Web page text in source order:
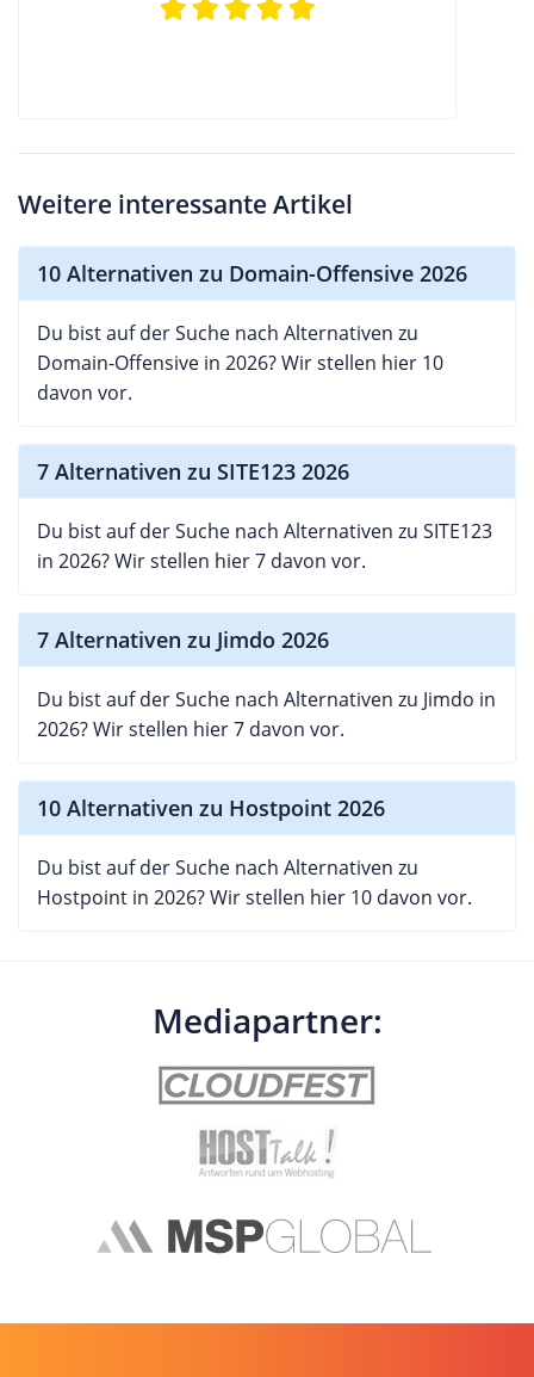
Weitere interessante Artikel
10 Alternativen zu Domain-Offensive 2026
Du bist auf der Suche nach Alternativen zu
Domain-Offensive in 2026? Wir stellen hier 10
davon vor.
7 Alternativen zu SITE123 2026
Du bist auf der Suche nach Alternativen zu SITE123
in 2026? Wir stellen hier 7 davon vor.
7 Alternativen zu Jimdo 2026
Du bist auf der Suche nach Alternativen zu Jimdo in
2026? Wir stellen hier 7 davon vor.
10 Alternativen zu Hostpoint 2026
Du bist auf der Suche nach Alternativen zu
Hostpoint in 2026? Wir stellen hier 10 davon vor.
Mediapartner: